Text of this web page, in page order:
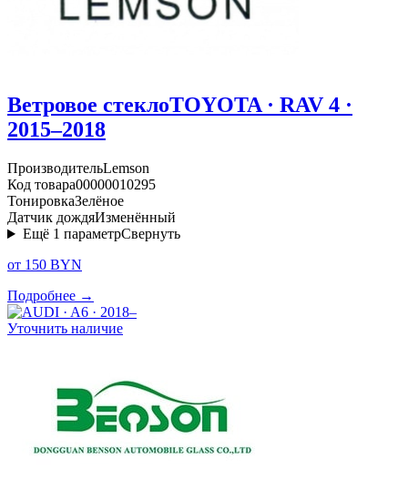
Ветровое стеклоTOYOTA · RAV 4 ·
2015–2018
ПроизводительLemson
Код товара00000010295
ТонировкаЗелёное
Датчик дождяИзменённый
Ещё 1 параметрСвернуть
от 150 BYN
Подробнее →
Уточнить наличие